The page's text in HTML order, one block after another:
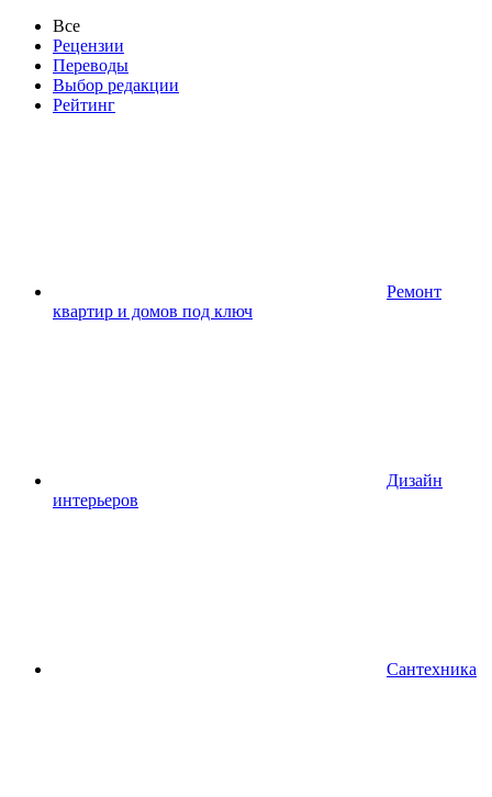
Все
Рецензии
Переводы
Выбор редакции
Рейтинг
Ремонт
квартир и домов под ключ
Дизайн
интерьеров
Сантехника